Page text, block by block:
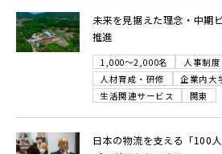
未来を見据えた理念・中期
推進
1,000～2,000名
人事制
人材育成・研修
企業内大
生活関連サービス
関東
日本の物流を支える「100